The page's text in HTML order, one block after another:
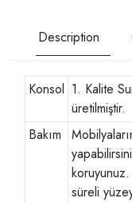
Description
Konsol 1. Kalite
üretilmiştir.
Bakım
süreli